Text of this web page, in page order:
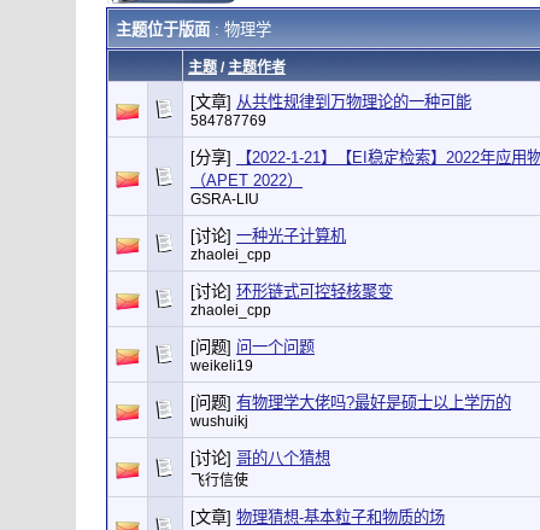
主题位于版面: 物理学
主题/ 主题作者
[文章] 从共性规律到万物理论的一种可能
584787769
[分享]
【2022-1-21】【EI稳定检索】2022年应用
（APET 2022）
GSRA-LIU
[讨论] 一种光子计算机
zhaolei_cpp
[讨论] 环形链式可控轻核聚变
zhaolei_cpp
[问题] 问一个问题
weikeli19
[问题] 有物理学大佬吗?最好是硕士以上学历的
wushuikj
[讨论] 哥的八个猜想
飞行信使
[文章] 物理猜想-基本粒子和物质的场